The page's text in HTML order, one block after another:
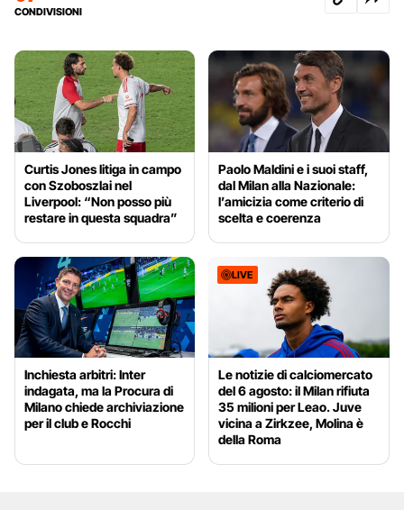
CONDIVISIONI
Curtis Jones litiga in campo
con Szoboszlai nel
Liverpool: “Non posso più
restare in questa squadra”
Paolo Maldini e i suoi staff,
dal Milan alla Nazionale:
l’amicizia come criterio di
scelta e coerenza
Inchiesta arbitri: Inter
indagata, ma la Procura di
Milano chiede archiviazione
per il club e Rocchi
LIVE
Le notizie di calciomercato
del 6 agosto: il Milan rifiuta
35 milioni per Leao. Juve
vicina a Zirkzee, Molina è
della Roma